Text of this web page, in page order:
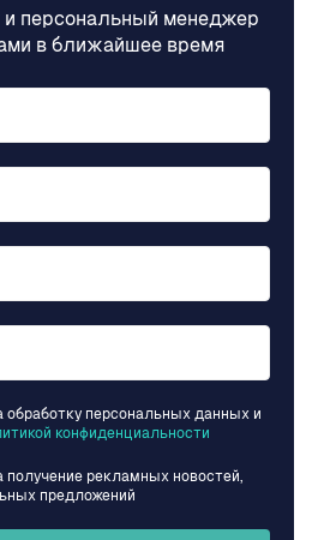
и персональный менеджер
в ближайшее время
обработку персональных данных и
конфиденциальности
получение рекламных новостей,
предложений